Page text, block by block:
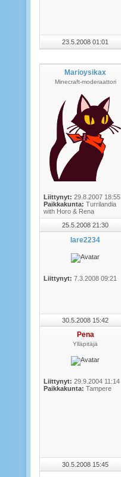
23.5.2008 01:01
Marioysikax
Minecraft-moderaattori
Liittynyt: 29.8.2007 18:55
Paikkakunta: Turrilandia
with Horo & Rena
25.5.2008 21:30
lare2234
Liittynyt: 7.3.2008 09:21
30.5.2008 15:42
Pena
Ylläpitäjä
Liittynyt: 29.9.2004 11:14
Paikkakunta: Tampere
30.5.2008 15:45